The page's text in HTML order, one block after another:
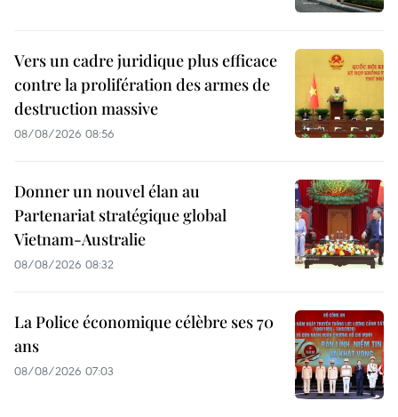
Vers un cadre juridique plus efficace
contre la prolifération des armes de
destruction massive
08/08/2026 08:56
Donner un nouvel élan au
Partenariat stratégique global
Vietnam-Australie
08/08/2026 08:32
La Police économique célèbre ses 70
ans
08/08/2026 07:03